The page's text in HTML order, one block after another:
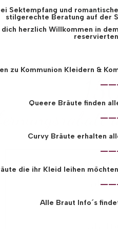
(auf
die Sie bei uns
ab
Sektempfang und
stilgerechte Beratung auf der
herzlich Willkommen in
zu Kommunion Kleidern &
Queere Bräute finden
Curvy Bräute erhalten
die ihr Kleid leihen
Alle Braut Info´s